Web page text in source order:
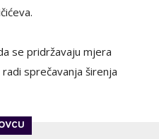
se pridržavaju mjera
sprečavanja širenja